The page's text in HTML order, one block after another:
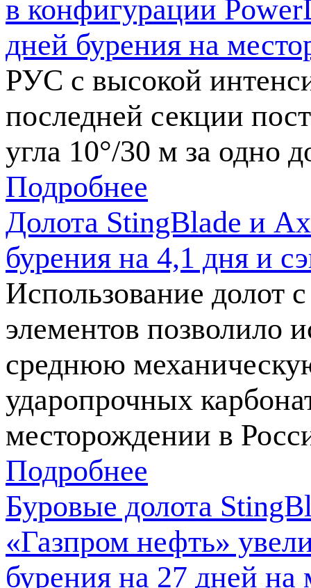
в конфигурации
дней бурения на
РУС c высокой
последней секции
угла 10°/30 м за одно
Подробнее
Долота StingBlade и
бурения на 4,1 дня и
Использование долот
элементов позволило
среднюю
ударопрочных
месторождении в
Подробнее
Буровые долота
«Газпром нефть»
бурения на 27 дней